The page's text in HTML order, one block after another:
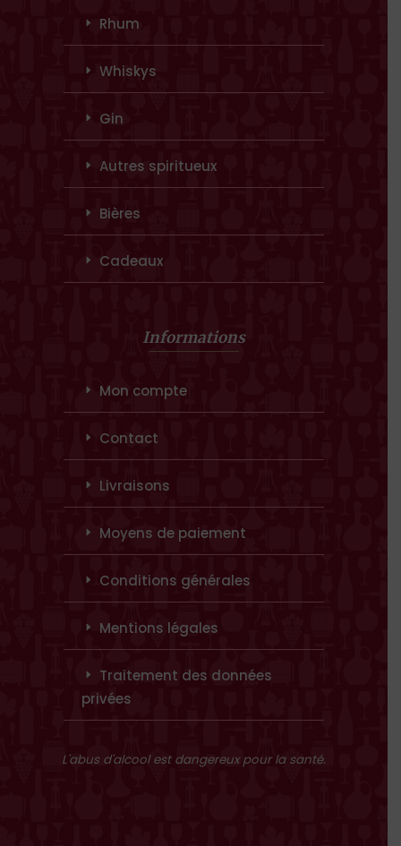
Rhum
Whiskys
Gin
Autres spiritueux
Bières
Cadeaux
Informations
Mon compte
Contact
Livraisons
Moyens de paiement
Conditions générales
Mentions légales
Traitement des données
privées
L'abus d'alcool est dangereux pour la santé.